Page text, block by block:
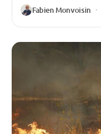
Fabien Monvoisin